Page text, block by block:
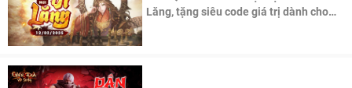
Lăng, tặng siêu code giá trị dành cho